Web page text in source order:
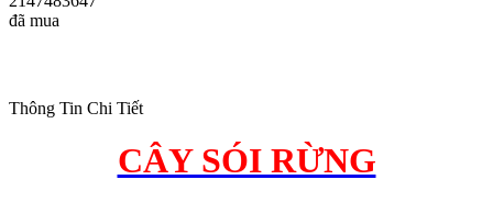
đã mua
Thông Tin Chi Tiết
CÂY SÓI RỪNG